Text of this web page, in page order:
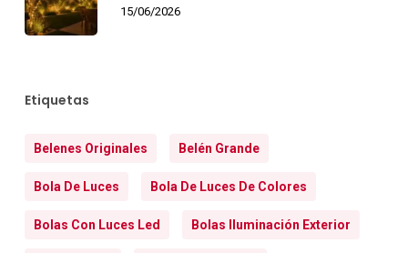
15/06/2026
Etiquetas
Belenes Originales Belén Grande
Bola De Luces Bola De Luces De Colores
Bolas Con Luces Led Bolas Iluminación Exterior